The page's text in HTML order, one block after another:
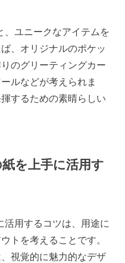
、ユニークなアイテムを
、オリジナルのポケッ
のグリーティングカー
ルなどが考えられま
するための素晴らしい
を上手に活用す
用するコツは、用途に
トを考えることです。
視覚的に魅力的なデザ